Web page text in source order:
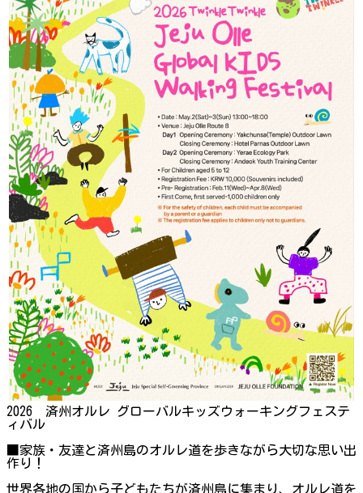
2026 済州オルレ グローバルキッズウォーキングフェステ
ィバル
■家族・友達と済州島のオルレ道を歩きながら大切な思い出
作り！
世界各地の国から子どもたちが済州島に集まり、オルレ道を